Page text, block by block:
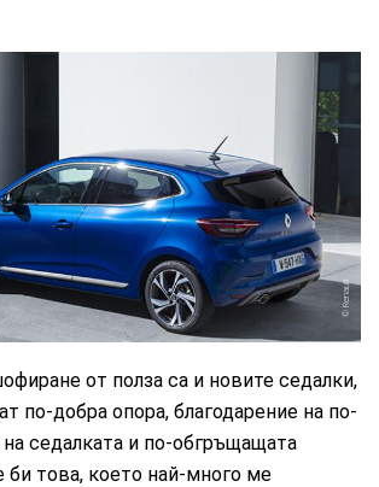
Renault
от полза са и новите седалки,
по-добра опора, благодарение на по-
седалката и по-обгръщащата
това, което най-много ме